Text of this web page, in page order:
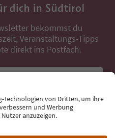
dich in Südtirol
bekommst du
Veranstaltungs-Tipps
direkt ins Postfach.
anmelden